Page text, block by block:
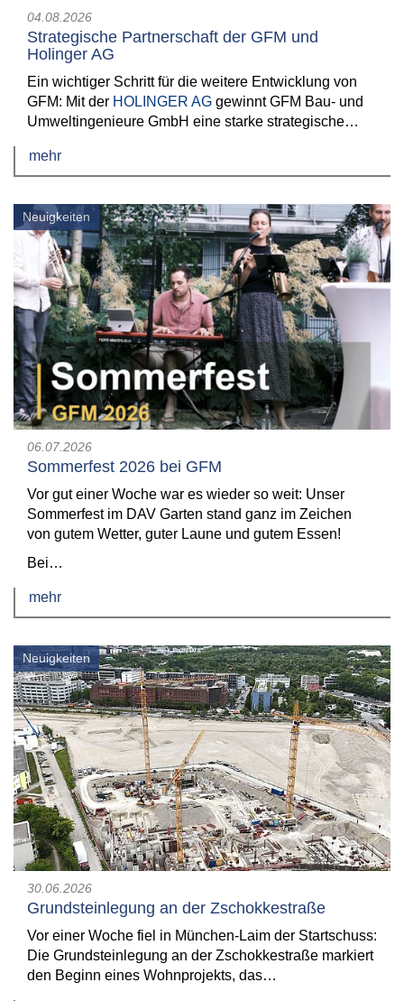
04.08.2026
Strategische Partnerschaft der GFM und
Holinger AG
Ein wichtiger Schritt für die weitere Entwicklung von
GFM: Mit der HOLINGER AG gewinnt GFM Bau- und
Umweltingenieure GmbH eine starke strategische…
mehr
Neuigkeiten
06.07.2026
Sommerfest 2026 bei GFM
Vor gut einer Woche war es wieder so weit: Unser
Sommerfest im DAV Garten stand ganz im Zeichen
von gutem Wetter, guter Laune und gutem Essen!
Bei…
mehr
Neuigkeiten
30.06.2026
Grundsteinlegung an der Zschokkestraße
Vor einer Woche fiel in München-Laim der Startschuss:
Die Grundsteinlegung an der Zschokkestraße markiert
den Beginn eines Wohnprojekts, das…